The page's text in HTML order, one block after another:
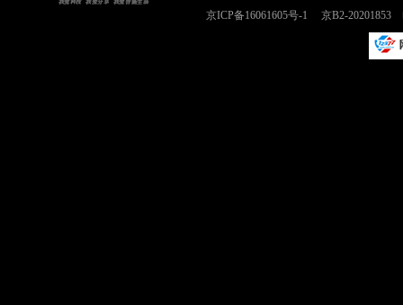
京ICP备16061605号-1
京B2-20201853